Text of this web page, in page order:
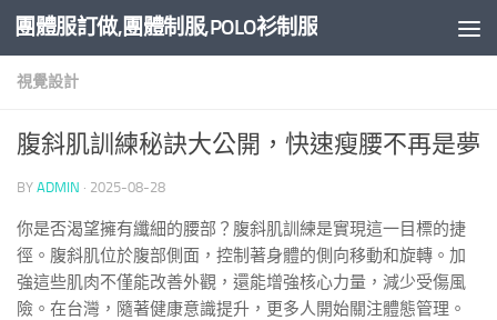
Skip to content
團體服訂做,團體制服,POLO衫制服
視覺設計
腹斜肌訓練秘訣大公開，快速瘦腰不再是夢
BY ADMIN · 2025-08-28
你是否渴望擁有纖細的腰部？腹斜肌訓練是實現這一目標的捷
徑。腹斜肌位於腹部側面，控制著身體的側向移動和旋轉。加
強這些肌肉不僅能改善外觀，還能增強核心力量，減少受傷風
險。在台灣，隨著健康意識提升，更多人開始關注體態管理。